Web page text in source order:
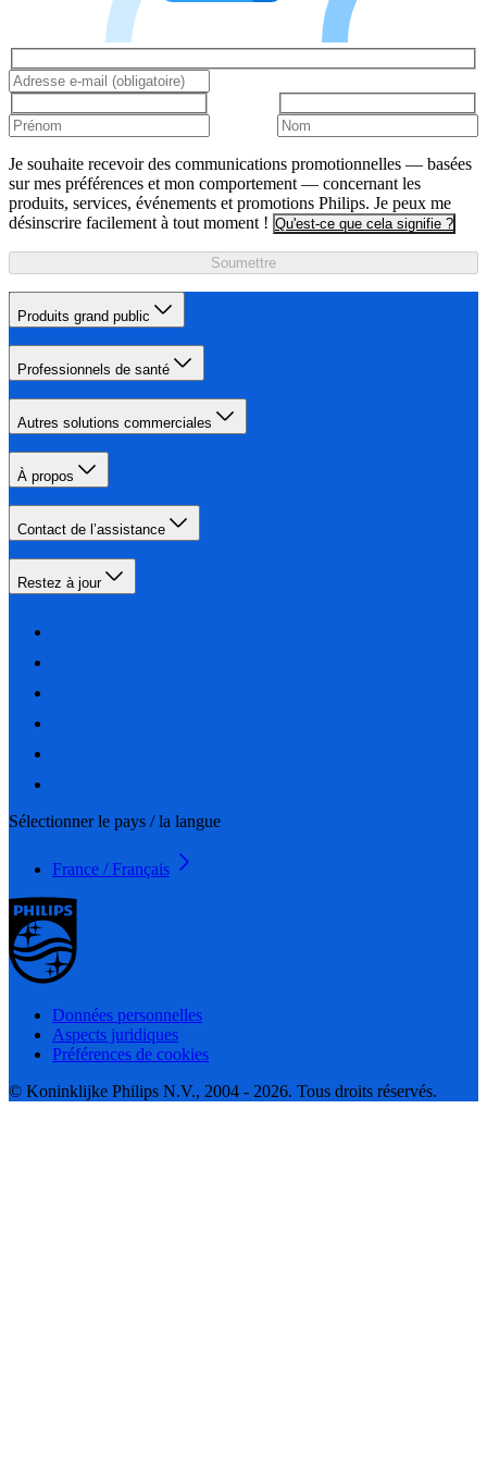
Je souhaite recevoir des communications promotionnelles — basées
sur mes préférences et mon comportement — concernant les
produits, services, événements et promotions Philips. Je peux me
désinscrire facilement à tout moment ! Qu'est-ce que cela signifie ?
Soumettre
Produits grand public
Professionnels de santé
Autres solutions commerciales
À propos
Contact de l’assistance
Restez à jour
Sélectionner le pays / la langue
France / Français
Données personnelles
Aspects juridiques
Préférences de cookies
© Koninklijke Philips N.V., 2004 - 2026. Tous droits réservés.